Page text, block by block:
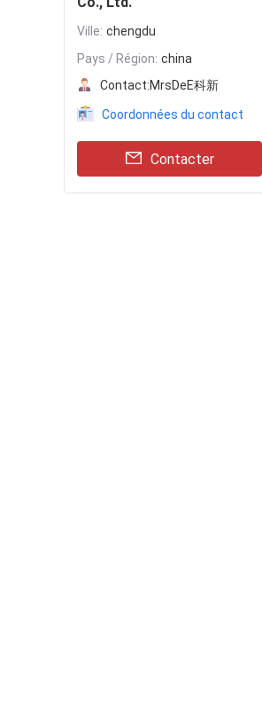
Ville: chengdu
Pays / Région: china
Contact:MrsDeE科新
Coordonnées du contact
Contacter